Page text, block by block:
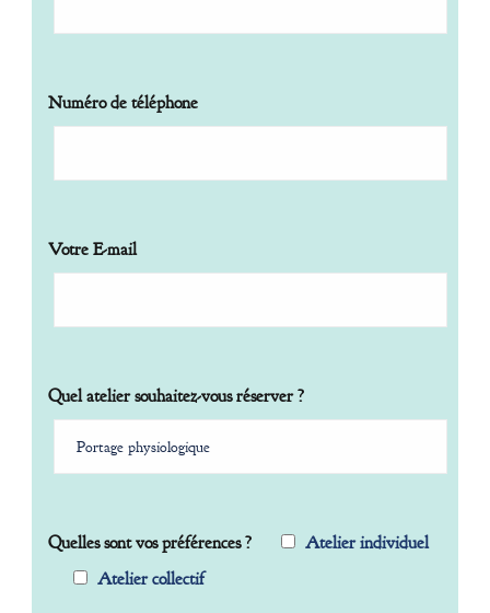
Numéro de téléphone
Votre E-mail
Quel atelier souhaitez-vous réserver ?
Quelles sont vos préférences ?
Atelier individuel
Atelier collectif